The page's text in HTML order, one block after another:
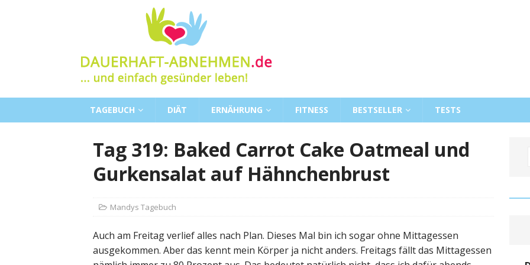
TAGEBUCH DIÄT ERNÄHRUNG FITNESS BESTSELLER TESTS
Tag 319: Baked Carrot Cake Oatmeal und
Gurkensalat auf Hähnchenbrust
Mandys Tagebuch
Auch am Freitag verlief alles nach Plan. Dieses Mal bin ich sogar ohne Mittagessen
ausgekommen. Aber das kennt mein Körper ja nicht anders. Freitags fällt das Mittagessen